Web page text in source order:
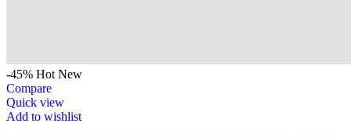
-45% Hot New
Compare
Quick view
Add to wishlist